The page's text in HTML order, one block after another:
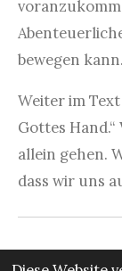
bewegen kann.
Weiter im
Gottes
allein gehen.
dass wir uns